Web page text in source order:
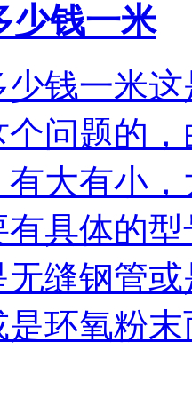
少钱一米
钱一米
问题的
大有小
有具体的
无缝钢管
是环氧粉